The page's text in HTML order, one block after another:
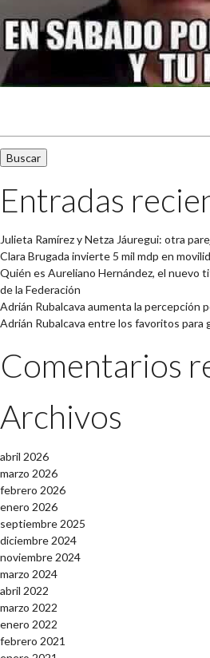
Entradas
Julieta Ramírez y Netza Jáuregui: otra
Clara Brugada invierte 5 mil mdp en
Quién es Aureliano Hernández, el nuevo
de la Federación
Adrián Rubalcava aumenta la percepción
Adrián Rubalcava entre los favoritos para
Comentarios
Archivos
abril 2026
marzo 2026
febrero 2026
enero 2026
septiembre 2025
diciembre 2024
noviembre 2024
marzo 2024
abril 2022
marzo 2022
enero 2022
febrero 2021